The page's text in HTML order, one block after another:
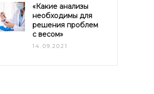
«Какие анализы
необходимы для
решения проблем
с весом»
14.09.2021